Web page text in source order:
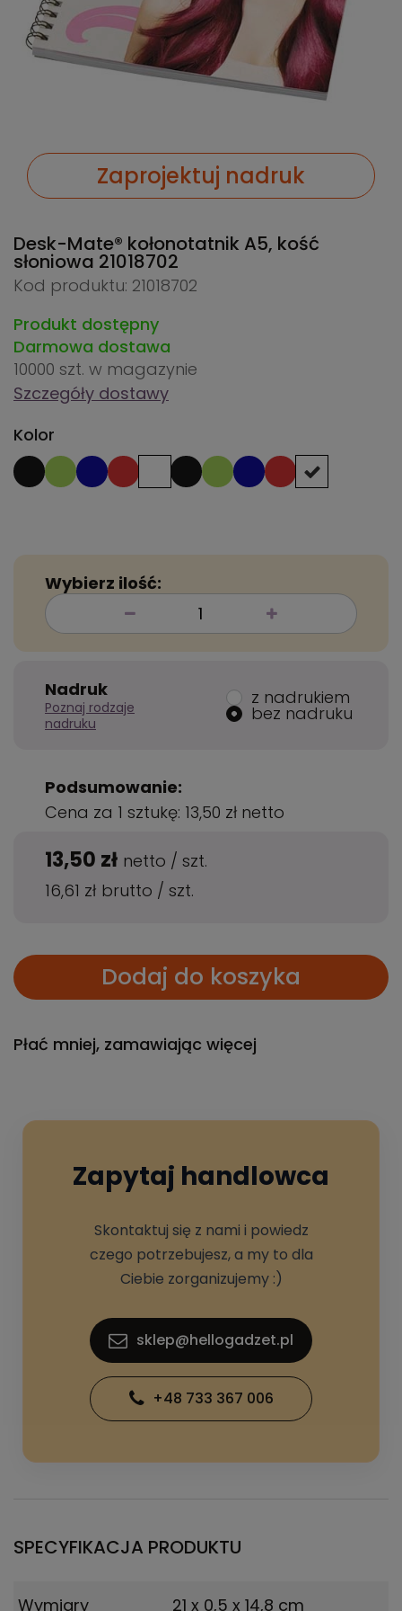
Zaprojektuj nadruk
Desk-Mate® kołonotatnik A5, kość
słoniowa 21018702
Kod produktu: 21018702
Produkt dostępny
Darmowa dostawa
10000 szt. w magazynie
Szczegóły dostawy
Kolor
Wybierz ilość:
Nadruk
Poznaj rodzaje
nadruku
z nadrukiem
bez nadruku
Podsumowanie:
Cena za 1 sztukę: 13,50 zł netto
13,50 zł netto / szt.
16,61 zł brutto / szt.
Dodaj do koszyka
Płać mniej, zamawiając więcej
Zapytaj handlowca
Skontaktuj się z nami i powiedz
czego potrzebujesz, a my to dla
Ciebie zorganizujemy :)
sklep@hellogadzet.pl
+48 733 367 006
SPECYFIKACJA PRODUKTU
Wymiary 21 x 0,5 x 14,8 cm